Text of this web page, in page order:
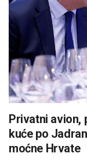
Privatni avion,
kuće po
moćne Hrvate